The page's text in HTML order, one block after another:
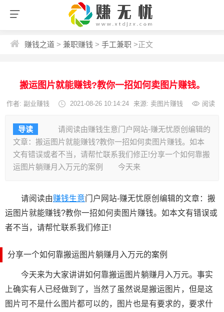
赚钱之道 > 兼职赚钱 > 手工兼职 >正文
搬运图片就能赚钱?教你一招如何卖图片赚钱。
作者: 副业赚钱 2021-08-26 10:14:24 来源: 卖图片赚钱 阅读
导读
请阅读由赚钱生意门户网站-赚无忧原创编辑的
文章：搬运图片就能赚钱?教你一招如何卖图片赚钱。如本
文有错误或者不当，请帮忙联系我们修正!分享一个如何靠搬
运图片躺赚月入万元的案例 今天来
请阅读由赚钱生意门户网站-赚无忧原创编辑的文章：搬
运图片就能赚钱?教你一招如何卖图片赚钱。如本文有错误或
者不当，请帮忙联系我们修正!
分享一个如何靠搬运图片躺赚月入万元的案例
今天来为大家讲讲如何靠搬运图片躺赚月入万元。事实
上确实有人已经做到了，当然了虽然说是搬运图片，但是这
图片可不是什么图片都可以的，图片也是有要求的，要求什